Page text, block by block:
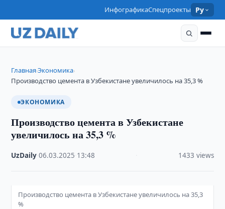
ИнфографикаСпецпроекты Ру
Главная›Экономика›
Производство цемента в Узбекистане увеличилось на 35,3 %
ЭКОНОМИКА
Производство цемента в Узбекистане
увеличилось на 35,3 %
UzDaily ·06.03.2025 13:48 1433 views
Производство цемента в Узбекистане увеличилось на 35,3
%